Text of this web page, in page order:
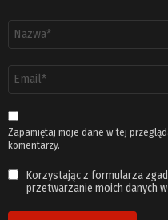
email
*
Zapamiętaj moje dane w tej
komentarzy.
Korzystając z formularza
przetwarzanie moich danych